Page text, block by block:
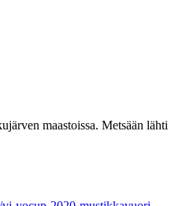
maastoissa. Metsään